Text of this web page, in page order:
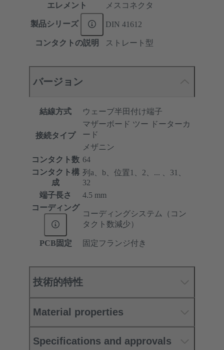
エレメント
メスコネクタ
製品シリーズ DIN 41612
コンタクトの説明 ストレート型
バージョン
結線方式 ウェーブ半田付け端子
接続タイプ
マザーボード ツー ドーターカ
ード
メザニン
コンタクト数 64
コンタクト構
成
列a、b、位置1、2、... 、31、
32
端子長さ
4.5 mm
コーディング
コーディングシステム（コン
タクト数減少）
PCB固定 固定フランジ付き
技術的特性
Material properties
Specifications and approvals